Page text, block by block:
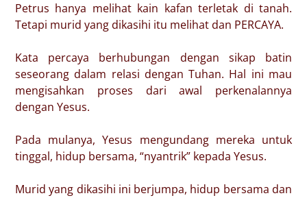
Petrus hanya melihat kain kafan terletak di tanah.
Tetapi murid yang dikasihi itu melihat dan PERCAYA.
Kata percaya berhubungan dengan sikap batin
seseorang dalam relasi dengan Tuhan. Hal ini mau
mengisahkan proses dari awal perkenalannya
dengan Yesus.
Pada mulanya, Yesus mengundang mereka untuk
tinggal, hidup bersama, “nyantrik” kepada Yesus.
Murid yang dikasihi ini berjumpa, hidup bersama dan